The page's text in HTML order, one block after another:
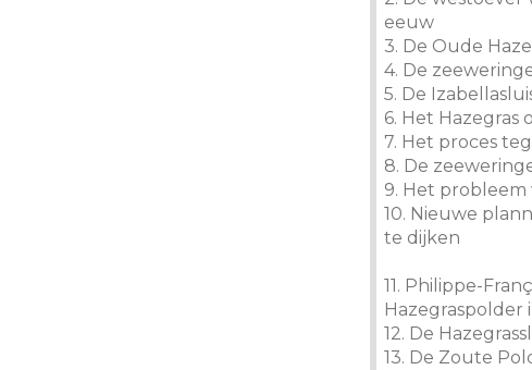
eeuw
3. De Oude
4. De
5. De
6. Het Hazegras
7. Het proces
8. De
9. Het probleem
10. Nieuwe
te dijken
11. Philippe-
Hazegraspolder
12. De
13. De Zoute